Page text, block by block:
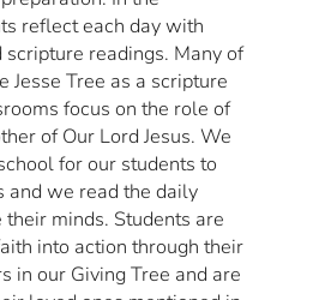
reflect each day with
readings. Many of
Jesse Tree as a scripture
focus on the role of
of Our Lord Jesus. We
for our students to
and we read the daily
minds. Students are
into action through their
in our Giving Tree and are